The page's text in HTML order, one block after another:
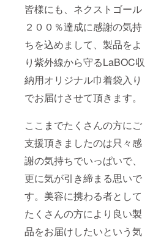
皆様にも、ネクストゴール
２００％達成に感謝の気持
ちを込めまして、製品をよ
り紫外線から守るLaBOC収
納用オリジナル巾着袋入り
でお届けさせて頂きます。
ここまでたくさんの方にご
支援頂きましたのは只々感
謝の気持ちでいっぱいで、
更に気が引き締まる思いで
す。美容に携わる者として
たくさんの方により良い製
品をお届けしたいという気